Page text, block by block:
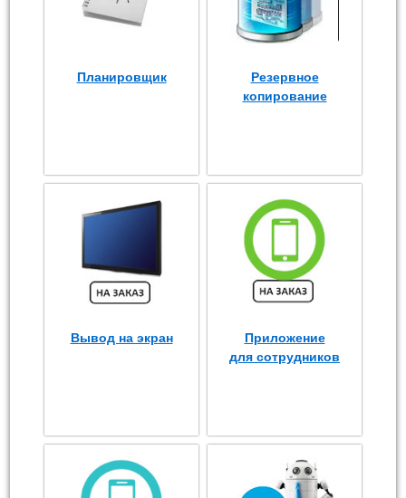
Планировщик
Резервное
копирование
Вывод на экран
Приложение
для сотрудников